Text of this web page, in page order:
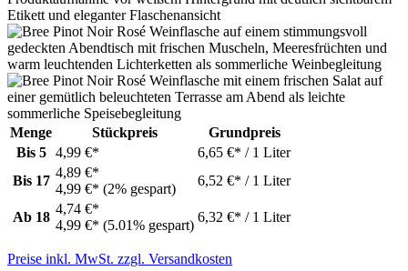
Menge Stückpreis
Grundpreis
Bis 5 4,99 €*
6,65 €* / 1 Liter
Bis 17
4,89 €*
4,99 €* (2% gespart)
6,52 €* / 1 Liter
Ab 18
4,74 €*
4,99 €* (5.01% gespart)
6,32 €* / 1 Liter
Preise inkl. MwSt. zzgl. Versandkosten